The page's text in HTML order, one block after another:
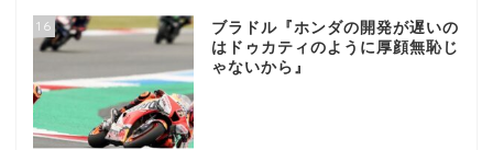
16
ブラドル『ホンダの開発が遅いの
はドゥカティのように厚顔無恥じ
ゃないから』